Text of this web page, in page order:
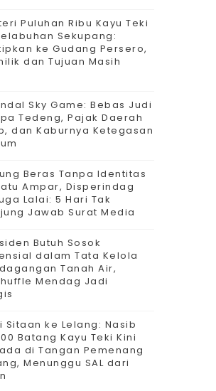
Puluhan Ribu Kayu Teki
Sekupang:
ke Gudang Persero,
dan Tujuan Masih
Sky Game: Bebas Judi
Tedeng, Pajak Daerah
dan Kaburnya Ketegasan
Beras Tanpa Identitas
Ampar, Disperindag
Lalai: 5 Hari Tak
Jawab Surat Media
Butuh Sosok
dalam Tata Kelola
Tanah Air,
Mendag Jadi
Sitaan ke Lelang: Nasib
Batang Kayu Teki Kini
di Tangan Pemenang
Menunggu SAL dari